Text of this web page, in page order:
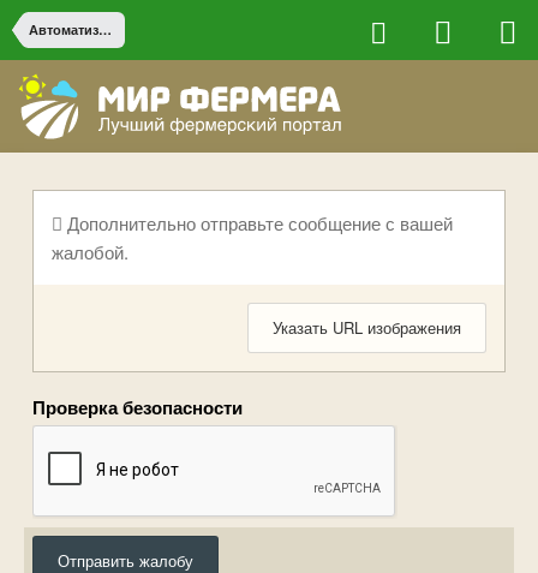
Автоматизация и электроника
Дополнительно отправьте сообщение с вашей
жалобой.
Указать URL изображения
Проверка безопасности
Отправить жалобу